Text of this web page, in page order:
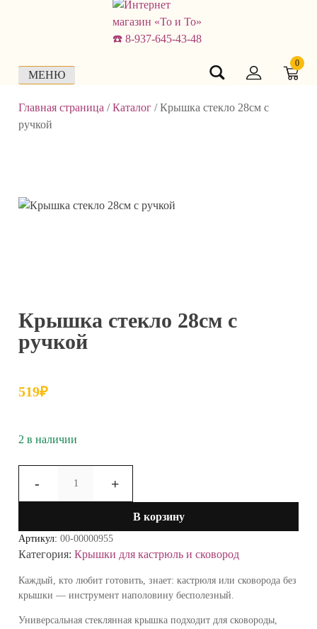
МЕНЮ
0
Главная страница /Каталог /Крышка стекло 28см с
ручкой
Крышка стекло 28см с
ручкой
519₽
2 в наличии
-
товара
Крышка
28см
ручкой
+
В корзину
Артикул:00-00000955
Категория:Крышки для кастрюль и сковород
Каждый, кто любит готовить, знает: кастрюля или сковорода без
крышки — инструмент наполовину бесполезный.
Универсальная стеклянная крышка подходит для сковороды,